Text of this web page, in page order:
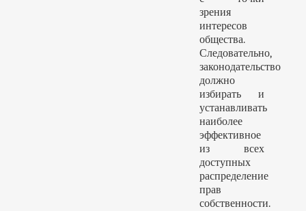
зрения
интересов
общества.
Следовательно,
законодательство
должно
избирать и
устанавливать
наиболее
эффективное
из всех
доступных
распределение
прав
собственности.